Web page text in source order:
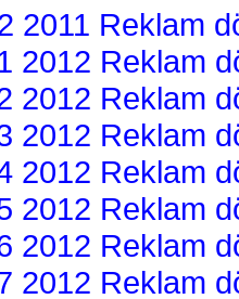
2011 Reklam
2012 Reklam
2012 Reklam
2012 Reklam
2012 Reklam
2012 Reklam
2012 Reklam
2012 Reklam